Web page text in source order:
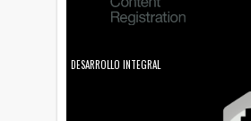
DESARROLLO INTEGRAL